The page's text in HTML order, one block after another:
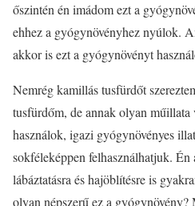
őszintén én imádom ezt a
ehhez a gyógynövényhez nyúlok.
akkor is ezt a gyógynövényt
Nemrég kamillás tusfürdőt
tusfürdőm, de annak olyan
használok, igazi gyógynövényes
sokféleképpen felhasználhatjuk.
lábáztatásra és hajöblítésre is
olyan népszerű ez a